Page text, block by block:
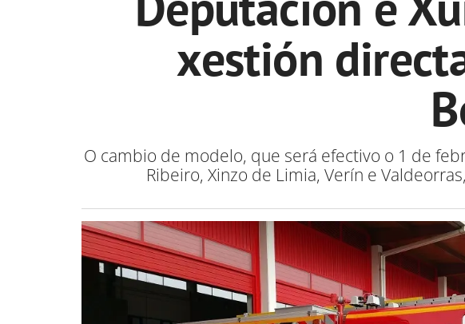
xestión
O cambio de modelo, que será efectivo o 1 de
Ribeiro, Xinzo de Limia, Verín e